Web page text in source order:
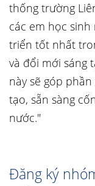
thống trường
các em học
triển tốt nhất
và đổi mới sáng
này sẽ góp
tạo, sẵn sàng
nước."
Đăng ký